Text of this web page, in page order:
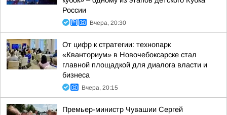
России
Вчера, 20:30
От цифр к стратегии: технопарк
«Кванториум» в Новочебоксарске стал
главной площадкой для диалога власти и
бизнеса
Вчера, 20:15
Премьер-министр Чувашии Сергей